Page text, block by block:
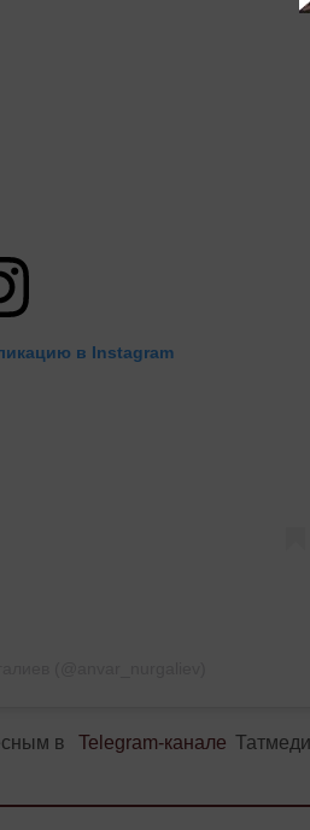
в Instagram
в Telegram-канале